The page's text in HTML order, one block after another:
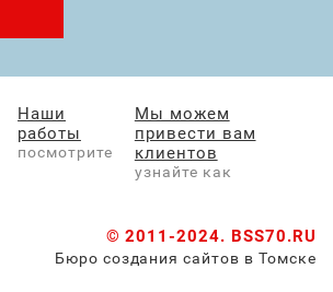
Наши
работы
посмотрите
Мы можем
привести вам
клиентов
узнайте как
© 2011-2024. BSS70.RU
Бюро создания сайтов в Томске